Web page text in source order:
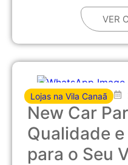
VER
Lojas na Vila Canaã
New Car
Qualidade
para o Seu